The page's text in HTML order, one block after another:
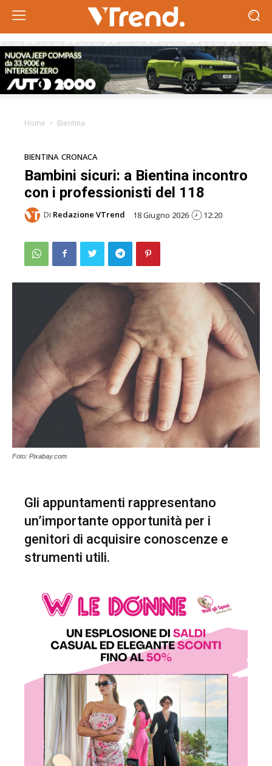
Home Bientina
BIENTINA CRONACA
Bambini sicuri: a Bientina incontro
con i professionisti del 118
Di Redazione VTrend 18 Giugno 2026 12:20
Foto: Pixabay.com
Gli appuntamenti rappresentano
un’importante opportunità per i
genitori di acquisire conoscenze e
strumenti utili.